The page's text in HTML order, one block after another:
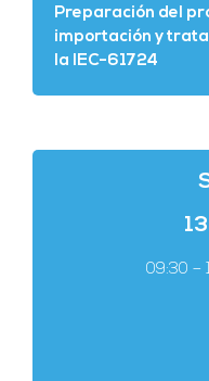
Preparación del
importación y
la IEC-61724
09:30 –